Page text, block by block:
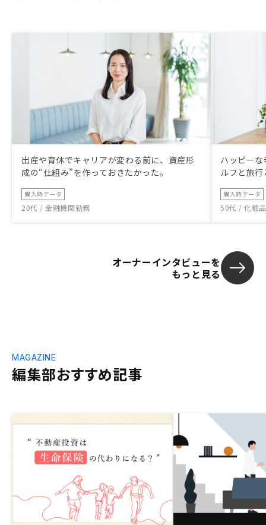
出産や育休でキャリアが変わる前に、資産形
成の“仕組み”を作っておきたかった。
購入時データ
20代 / 金融機関勤務
ハッピー
ルフと旅
購入時データ
50代 / 化粧
オーナーインタビューを
もっと見る
編集部おすすめ記事
MAGAZINE